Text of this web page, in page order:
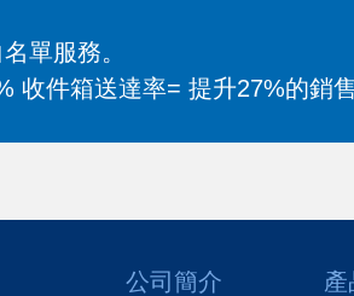
單服務。
收件箱送達率= 提升27%的銷售
公司簡介